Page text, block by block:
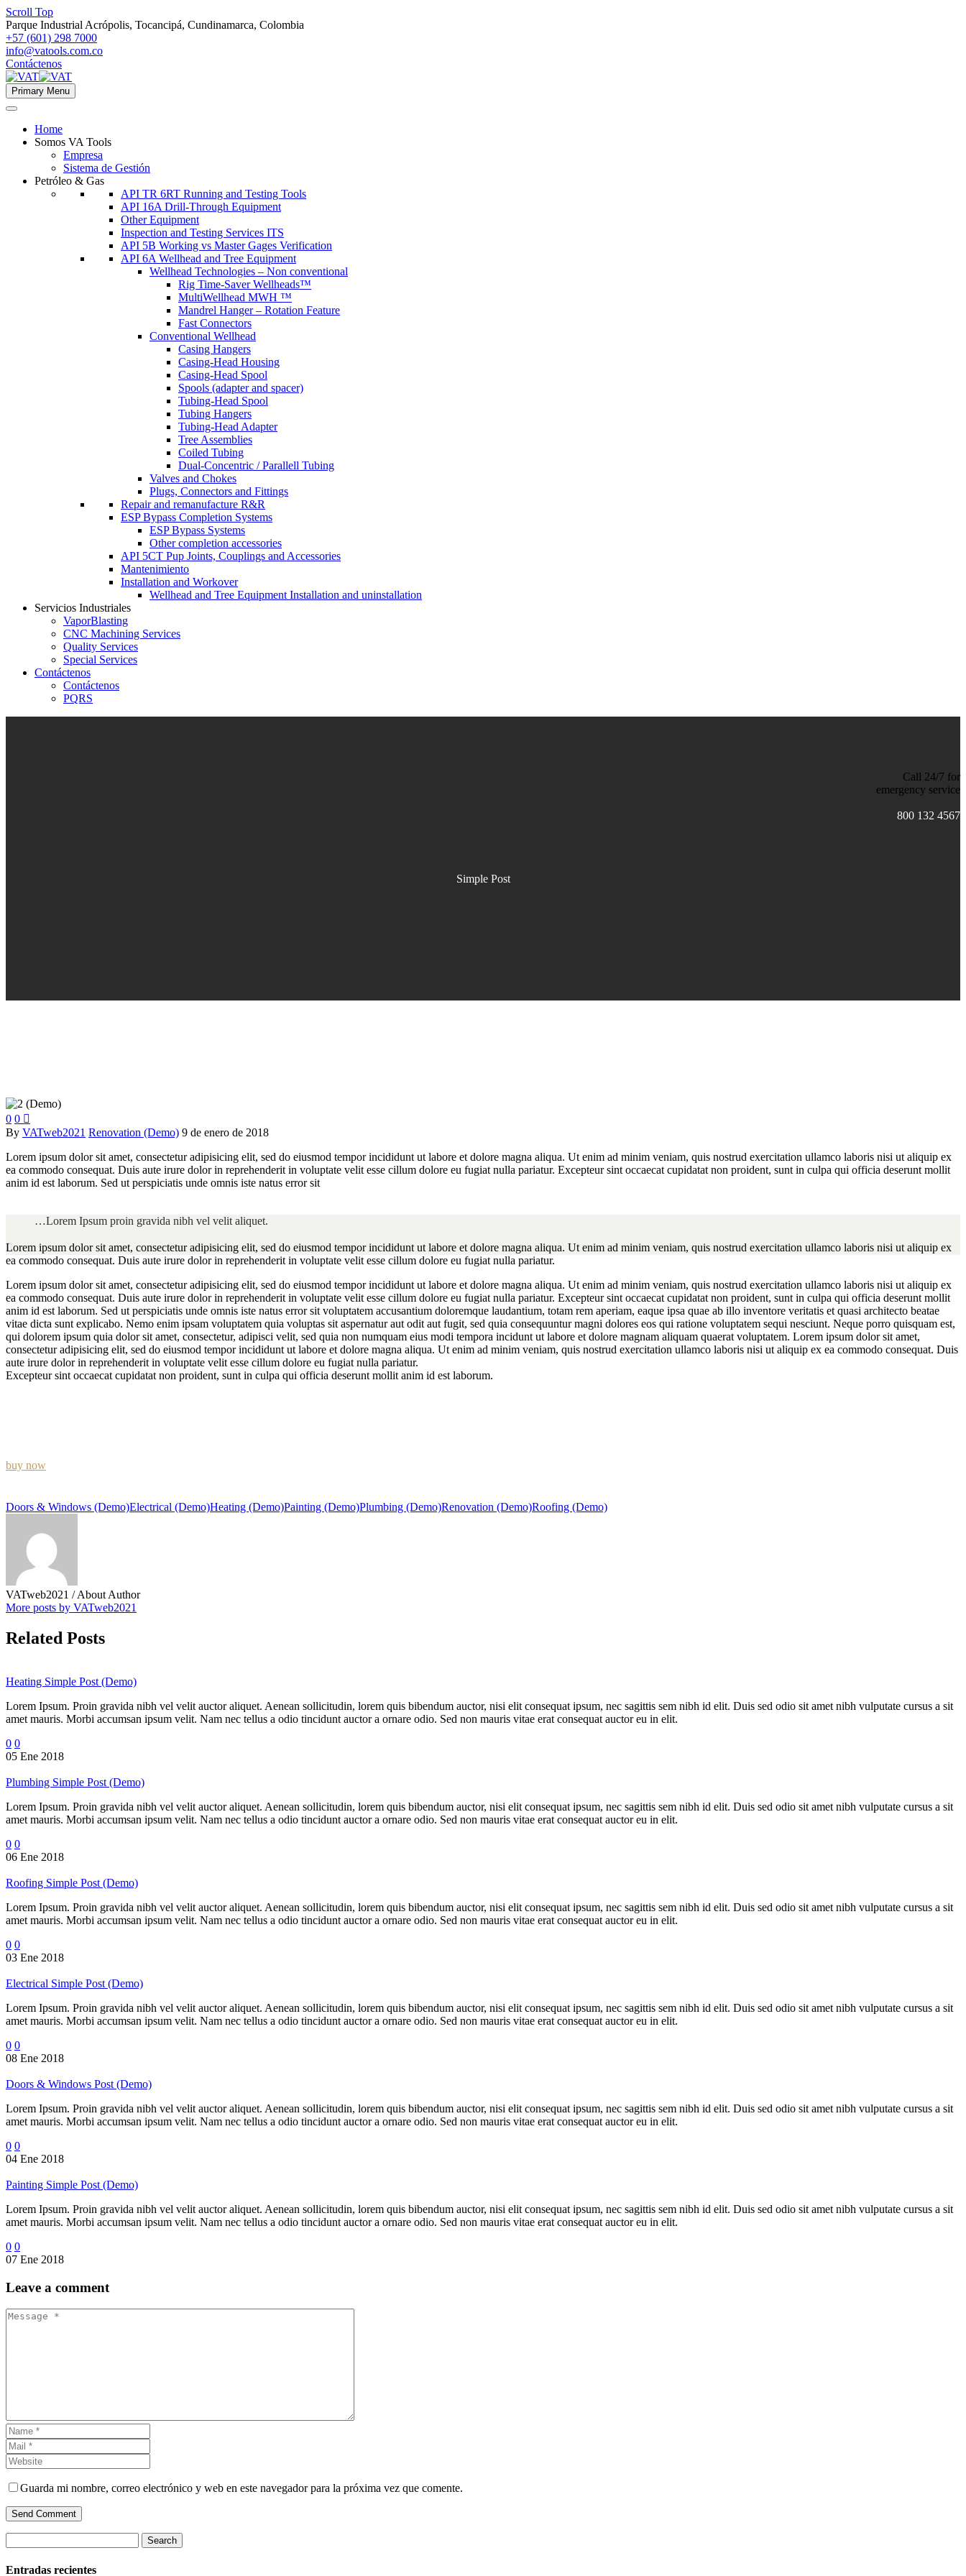
Scroll Top
Parque Industrial Acrópolis, Tocancipá, Cundinamarca, Colombia
+57 (601) 298 7000
info@vatools.com.co
Contáctenos
Primary Menu
Home
Somos VA Tools
Empresa
Sistema de Gestión
Petróleo & Gas
API TR 6RT Running and Testing Tools
API 16A Drill-Through Equipment
Other Equipment
Inspection and Testing Services ITS
API 5B Working vs Master Gages Verification
API 6A Wellhead and Tree Equipment
Wellhead Technologies – Non conventional
Rig Time-Saver Wellheads™
MultiWellhead MWH ™
Mandrel Hanger – Rotation Feature
Fast Connectors
Conventional Wellhead
Casing Hangers
Casing-Head Housing
Casing-Head Spool
Spools (adapter and spacer)
Tubing-Head Spool
Tubing Hangers
Tubing-Head Adapter
Tree Assemblies
Coiled Tubing
Dual-Concentric / Parallell Tubing
Valves and Chokes
Plugs, Connectors and Fittings
Repair and remanufacture R&R
ESP Bypass Completion Systems
ESP Bypass Systems
Other completion accessories
API 5CT Pup Joints, Couplings and Accessories
Mantenimiento
Installation and Workover
Wellhead and Tree Equipment Installation and uninstallation
Servicios Industriales
VaporBlasting
CNC Machining Services
Quality Services
Special Services
Contáctenos
Contáctenos
PQRS
Call 24/7 for
emergency service
800 132 4567
Simple Post
0 0 
By VATweb2021 Renovation (Demo) 9 de enero de 2018
Lorem ipsum dolor sit amet, consectetur adipisicing elit, sed do eiusmod tempor incididunt ut labore et dolore magna aliqua. Ut enim ad minim veniam, quis nostrud exercitation ullamco laboris nisi ut aliquip ex
ea commodo consequat. Duis aute irure dolor in reprehenderit in voluptate velit esse cillum dolore eu fugiat nulla pariatur. Excepteur sint occaecat cupidatat non proident, sunt in culpa qui officia deserunt mollit
anim id est laborum. Sed ut perspiciatis unde omnis iste natus error sit
…Lorem Ipsum proin gravida nibh vel velit aliquet.

Lorem ipsum dolor sit amet, consectetur adipisicing elit, sed do eiusmod tempor incididunt ut labore et dolore magna aliqua. Ut enim ad minim veniam, quis nostrud exercitation ullamco laboris nisi ut aliquip ex
ea commodo consequat. Duis aute irure dolor in reprehenderit in voluptate velit esse cillum dolore eu fugiat nulla pariatur.
Lorem ipsum dolor sit amet, consectetur adipisicing elit, sed do eiusmod tempor incididunt ut labore et dolore magna aliqua. Ut enim ad minim veniam, quis nostrud exercitation ullamco laboris nisi ut aliquip ex
ea commodo consequat. Duis aute irure dolor in reprehenderit in voluptate velit esse cillum dolore eu fugiat nulla pariatur. Excepteur sint occaecat cupidatat non proident, sunt in culpa qui officia deserunt mollit
anim id est laborum. Sed ut perspiciatis unde omnis iste natus error sit voluptatem accusantium doloremque laudantium, totam rem aperiam, eaque ipsa quae ab illo inventore veritatis et quasi architecto beatae
vitae dicta sunt explicabo. Nemo enim ipsam voluptatem quia voluptas sit aspernatur aut odit aut fugit, sed quia consequuntur magni dolores eos qui ratione voluptatem sequi nesciunt. Neque porro quisquam est,
qui dolorem ipsum quia dolor sit amet, consectetur, adipisci velit, sed quia non numquam eius modi tempora incidunt ut labore et dolore magnam aliquam quaerat voluptatem. Lorem ipsum dolor sit amet,
consectetur adipisicing elit, sed do eiusmod tempor incididunt ut labore et dolore magna aliqua. Ut enim ad minim veniam, quis nostrud exercitation ullamco laboris nisi ut aliquip ex ea commodo consequat. Duis
aute irure dolor in reprehenderit in voluptate velit esse cillum dolore eu fugiat nulla pariatur.
Excepteur sint occaecat cupidatat non proident, sunt in culpa qui officia deserunt mollit anim id est laborum.
buy now
Doors & Windows (Demo)Electrical (Demo)Heating (Demo)Painting (Demo)Plumbing (Demo)Renovation (Demo)Roofing (Demo)
VATweb2021 / About Author
More posts by VATweb2021
Related Posts
Heating Simple Post (Demo)
Lorem Ipsum. Proin gravida nibh vel velit auctor aliquet. Aenean sollicitudin, lorem quis bibendum auctor, nisi elit consequat ipsum, nec sagittis sem nibh id elit. Duis sed odio sit amet nibh vulputate cursus a sit
amet mauris. Morbi accumsan ipsum velit. Nam nec tellus a odio tincidunt auctor a ornare odio. Sed non mauris vitae erat consequat auctor eu in elit.
0 0
05 Ene 2018
Plumbing Simple Post (Demo)
Lorem Ipsum. Proin gravida nibh vel velit auctor aliquet. Aenean sollicitudin, lorem quis bibendum auctor, nisi elit consequat ipsum, nec sagittis sem nibh id elit. Duis sed odio sit amet nibh vulputate cursus a sit
amet mauris. Morbi accumsan ipsum velit. Nam nec tellus a odio tincidunt auctor a ornare odio. Sed non mauris vitae erat consequat auctor eu in elit.
0 0
06 Ene 2018
Roofing Simple Post (Demo)
Lorem Ipsum. Proin gravida nibh vel velit auctor aliquet. Aenean sollicitudin, lorem quis bibendum auctor, nisi elit consequat ipsum, nec sagittis sem nibh id elit. Duis sed odio sit amet nibh vulputate cursus a sit
amet mauris. Morbi accumsan ipsum velit. Nam nec tellus a odio tincidunt auctor a ornare odio. Sed non mauris vitae erat consequat auctor eu in elit.
0 0
03 Ene 2018
Electrical Simple Post (Demo)
Lorem Ipsum. Proin gravida nibh vel velit auctor aliquet. Aenean sollicitudin, lorem quis bibendum auctor, nisi elit consequat ipsum, nec sagittis sem nibh id elit. Duis sed odio sit amet nibh vulputate cursus a sit
amet mauris. Morbi accumsan ipsum velit. Nam nec tellus a odio tincidunt auctor a ornare odio. Sed non mauris vitae erat consequat auctor eu in elit.
0 0
08 Ene 2018
Doors & Windows Post (Demo)
Lorem Ipsum. Proin gravida nibh vel velit auctor aliquet. Aenean sollicitudin, lorem quis bibendum auctor, nisi elit consequat ipsum, nec sagittis sem nibh id elit. Duis sed odio sit amet nibh vulputate cursus a sit
amet mauris. Morbi accumsan ipsum velit. Nam nec tellus a odio tincidunt auctor a ornare odio. Sed non mauris vitae erat consequat auctor eu in elit.
0 0
04 Ene 2018
Painting Simple Post (Demo)
Lorem Ipsum. Proin gravida nibh vel velit auctor aliquet. Aenean sollicitudin, lorem quis bibendum auctor, nisi elit consequat ipsum, nec sagittis sem nibh id elit. Duis sed odio sit amet nibh vulputate cursus a sit
amet mauris. Morbi accumsan ipsum velit. Nam nec tellus a odio tincidunt auctor a ornare odio. Sed non mauris vitae erat consequat auctor eu in elit.
0 0
07 Ene 2018
Leave a comment
Guarda mi nombre, correo electrónico y web en este navegador para la próxima vez que comente.
Send Comment
Search
Entradas recientes